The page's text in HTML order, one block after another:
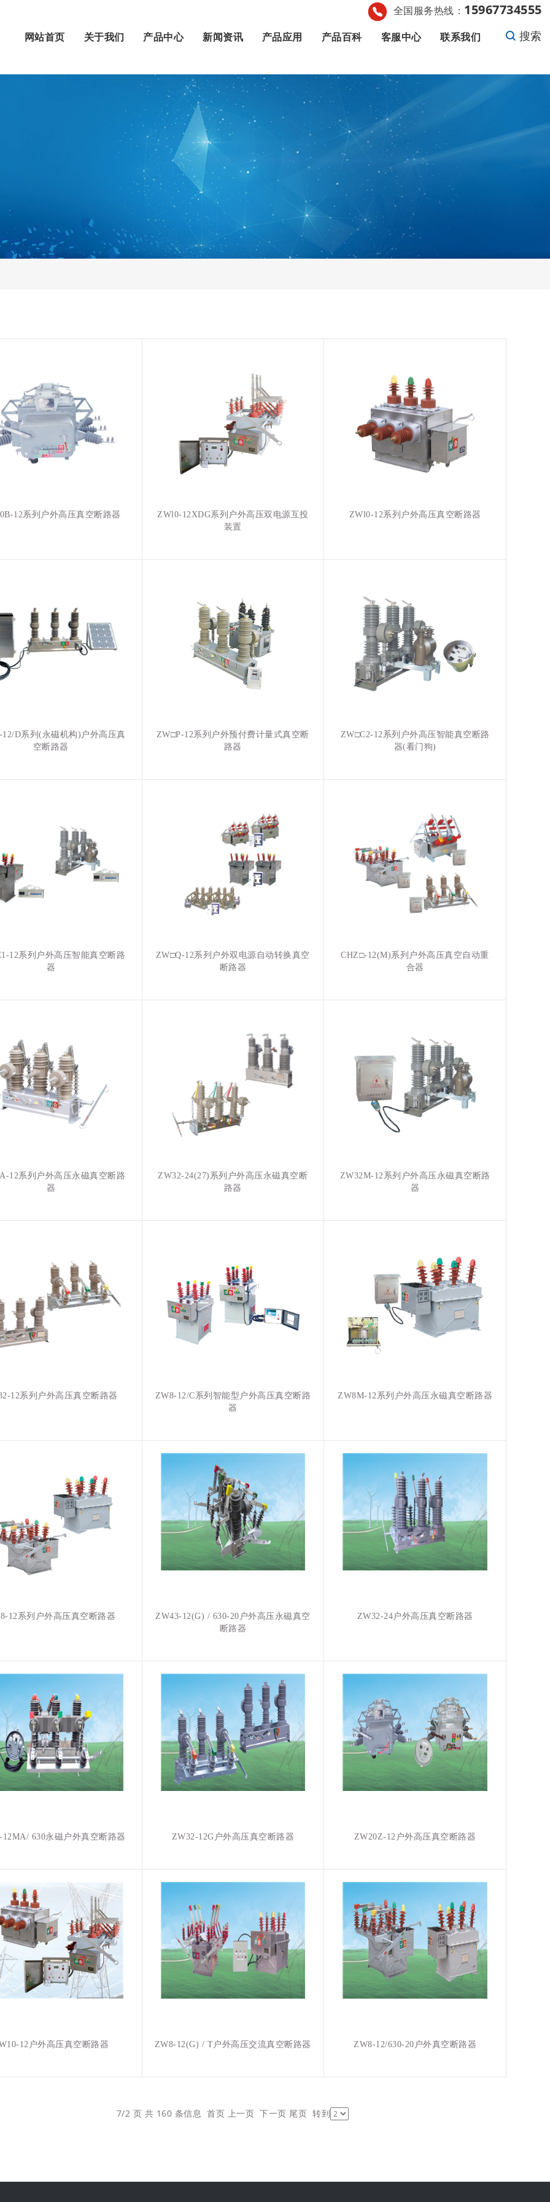
搜索
全国服务热线： 15967734555
网站首页 关于我们 产品中心 新闻资讯 产品应用 产品百科 客服中心 联系我们
12系列户外高压真空断路器
ZWl0-12XDG系列户外高压双电源互投
装置
ZWl0-12系列户外高压真空断路器
12/D系列(永磁机构)户外高压真
空断路器
ZW□P-12系列户外预付费计量式真空断
路器
ZW□C2-12系列户外高压智能真空断路
器(看门狗)
12系列户外高压智能真空断路
器
ZW□Q-12系列户外双电源自动转换真空
断路器
CHZ□-12(M)系列户外高压真空自动重
合器
12系列户外高压永磁真空断路
器
ZW32-24(27)系列户外高压永磁真空断
路器
ZW32M-12系列户外高压永磁真空断路
器
12系列户外高压真空断路器
ZW8-12/C系列智能型户外高压真空断路
器
ZW8M-12系列户外高压永磁真空断路器
12系列户外高压真空断路器
ZW43-12(G) / 630-20户外高压永磁真空
断路器
ZW32-24户外高压真空断路器
12MA/ 630永磁户外真空断路器 ZW32-12G户外高压真空断路器 ZW20Z-12户外高压真空断路器
12户外高压真空断路器 ZW8-12(G) / T户外高压交流真空断路器 ZW8-12/630-20户外真空断路器
7/2 页 共 160 条信息首页 上一页 下一页 尾页 转到